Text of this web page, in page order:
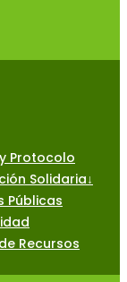
Protocolo
Solidaria↓
Públicas
Recursos